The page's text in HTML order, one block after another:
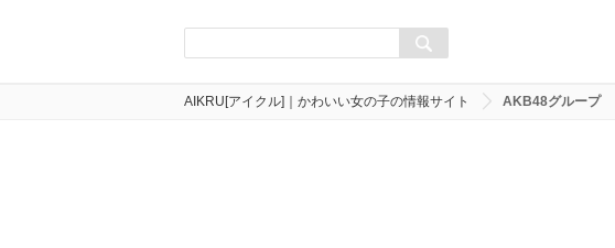
AIKRU[アイクル]｜かわいい女の子の情報サイト AKB48グループ